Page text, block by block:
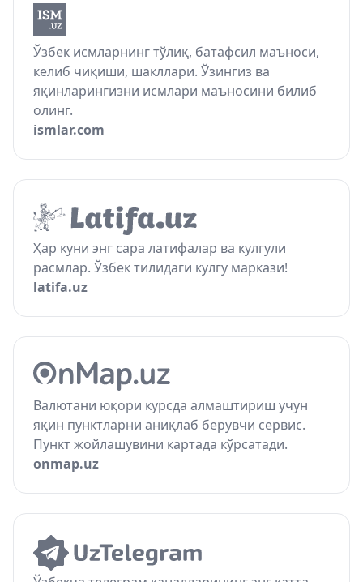
Ўзбек исмларнинг тўлиқ, батафсил маъноси,
келиб чиқиши, шакллари. Ўзингиз ва
яқинларингизни исмлари маъносини билиб
олинг.
ismlar.com
Ҳар куни энг сара латифалар ва кулгули
расмлар. Ўзбек тилидаги кулгу маркази!
latifa.uz
Валютани юқори курсда алмаштириш учун
яқин пунктларни аниқлаб берувчи сервис.
Пункт жойлашувини картада кўрсатади.
onmap.uz